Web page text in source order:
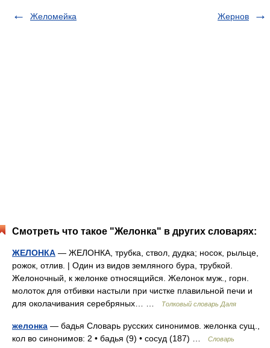
Желомейка Жернов
Смотреть что такое "Желонка" в других словарях:
ЖЕЛОНКА — ЖЕЛОНКА, трубка, ствол, дудка; носок, рыльце,
рожок, отлив. | Один из видов земляного бура, трубкой.
Желоночный, к желонке относящийся. Желонок муж., горн.
молоток для отбивки настыли при чистке плавильной печи и
для околачивания серебряных… …
Толковый словарь Даля
желонка — бадья Словарь русских синонимов. желонка сущ.,
кол во синонимов: 2 • бадья (9) • сосуд (187) …
Словарь